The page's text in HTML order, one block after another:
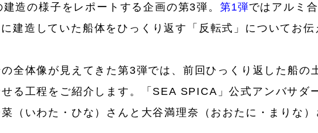
造の様子をレポートする企画の第3弾。 第1弾ではアルミ
建造していた船体をひっくり返す「反転式」についてお伝
全体像が見えてきた第3弾では、前回ひっくり返した船の
る工程をご紹介します。「SEA SPICA」公式アンバサダ
（いわた・ひな）さんと大谷満理奈（おおたに・まりな）